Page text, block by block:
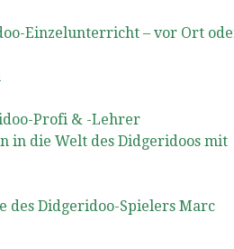
Einzelunterricht – vor Ort
Profi & -Lehrer
in die Welt des Didgeridoos mit
des Didgeridoo-Spielers Marc